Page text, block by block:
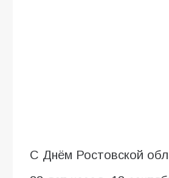
С Днём Ростовской